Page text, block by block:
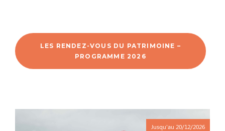
LES RENDEZ-VOUS DU PATRIMOINE –
PROGRAMME 2026
Jusqu'au 20/12/2026